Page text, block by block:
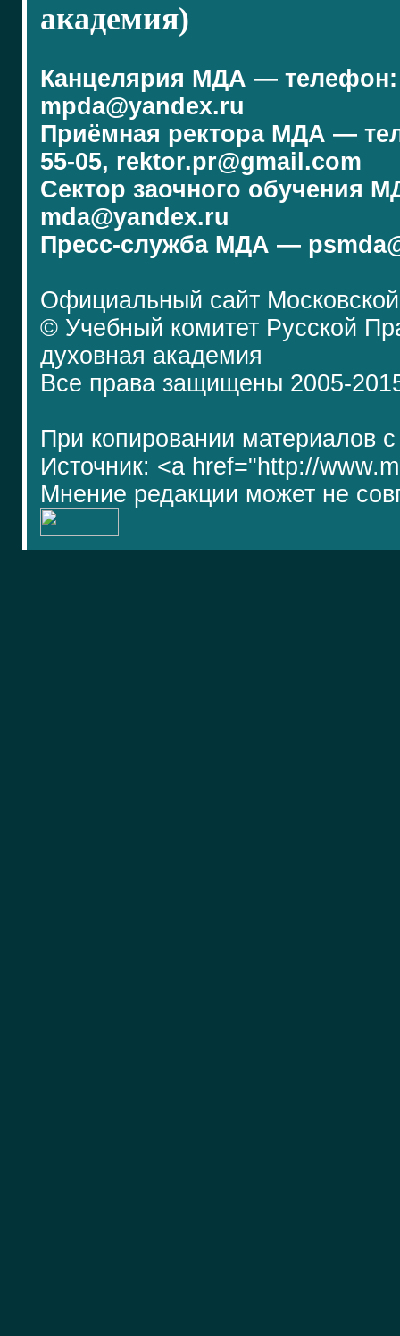
академия)
Канцелярия МДА — телефон:
mpda@yandex.ru
Приёмная ректора МДА —
55-05, rektor.pr@gmail.com
Сектор заочного обучения
mda@yandex.ru
Пресс-служба МДА —
Официальный сайт
© Учебный комитет Русской
духовная академия
Все права защищены 2005-
При копировании материалов
Источник: <a href="http://
Мнение редакции может не